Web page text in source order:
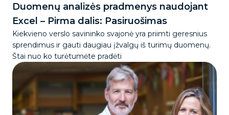
Duomenų analizės pradmenys naudojant
Excel – Pirma dalis: Pasiruošimas
Kiekvieno verslo savininko svajonė yra priimti geresnius
sprendimus ir gauti daugiau įžvalgų iš turimų duomenų.
Štai nuo ko turėtumėte pradėti